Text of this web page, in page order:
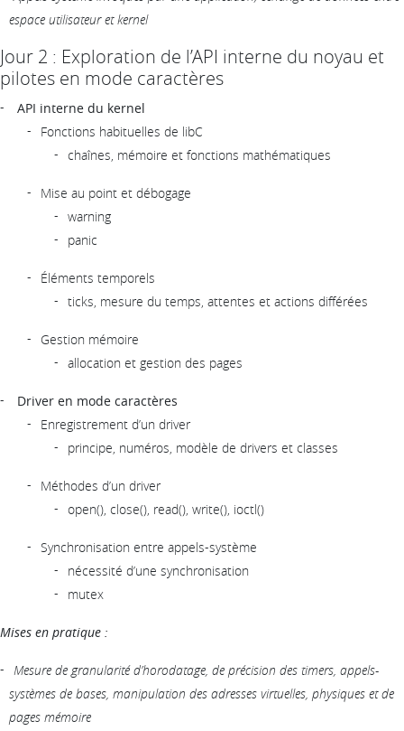
espace utilisateur et kernel
Jour 2 : Exploration de l’API interne du noyau et
pilotes en mode caractères
API interne du kernel
Fonctions habituelles de libC
chaînes, mémoire et fonctions mathématiques
Mise au point et débogage
warning
panic
Éléments temporels
ticks, mesure du temps, attentes et actions différées
Gestion mémoire
allocation et gestion des pages
Driver en mode caractères
Enregistrement d’un driver
principe, numéros, modèle de drivers et classes
Méthodes d’un driver
open(), close(), read(), write(), ioctl()
Synchronisation entre appels-système
nécessité d’une synchronisation
mutex
Mises en pratique :
Mesure de granularité d’horodatage, de précision des timers, appels-
systèmes de bases, manipulation des adresses virtuelles, physiques et de
pages mémoire